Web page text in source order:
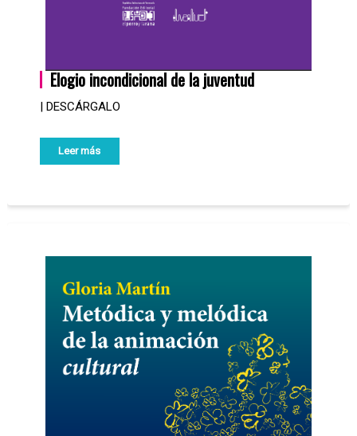
Elogio incondicional de la juventud
| DESCÁRGALO
Leer más